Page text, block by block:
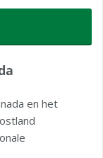
en het